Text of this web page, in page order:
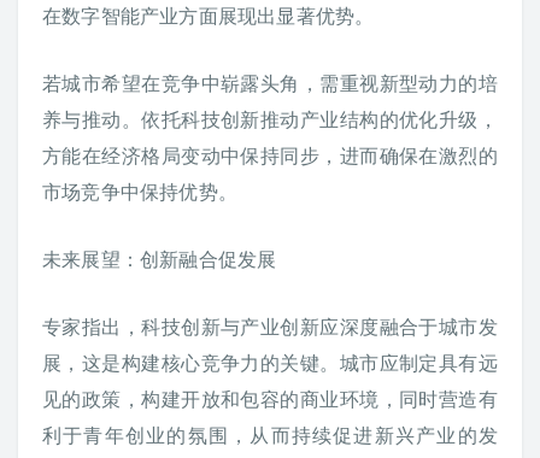
在数字智能产业方面展现出显著优势。
若城市希望在竞争中崭露头角，需重视新型动力的培
养与推动。依托科技创新推动产业结构的优化升级，
方能在经济格局变动中保持同步，进而确保在激烈的
市场竞争中保持优势。
未来展望：创新融合促发展
专家指出，科技创新与产业创新应深度融合于城市发
展，这是构建核心竞争力的关键。城市应制定具有远
见的政策，构建开放和包容的商业环境，同时营造有
利于青年创业的氛围，从而持续促进新兴产业的发